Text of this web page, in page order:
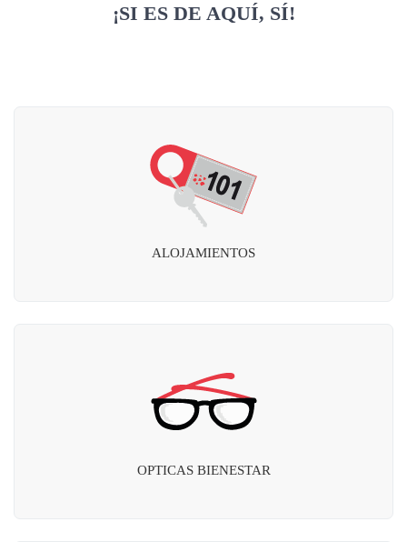
¡SI ES DE AQUÍ, SÍ!
ALOJAMIENTOS
OPTICAS BIENESTAR